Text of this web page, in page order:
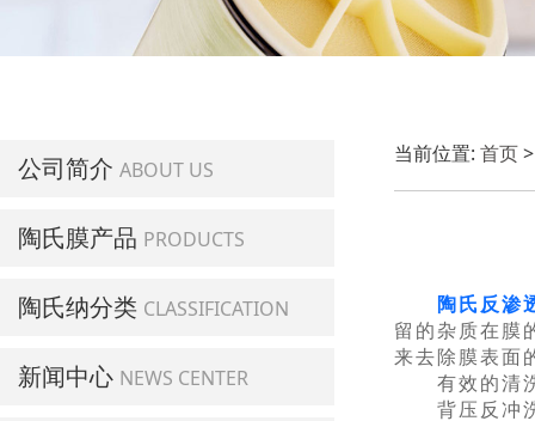
公司简介 ABOUT US
陶氏膜产品 PRODUCTS
陶氏纳分类 CLASSIFICATION
新闻中心 NEWS CENTER
当前位置: 首页
陶氏反渗
留的杂质在膜
来去除膜表面
有效的清洗
背压反冲洗